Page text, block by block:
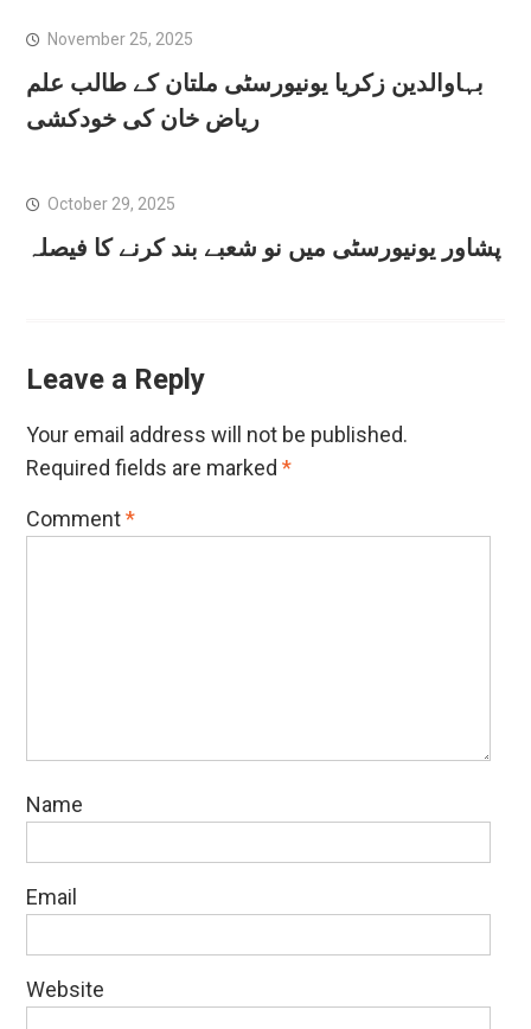
November 25, 2025
بہاوالدین زکریا یونیورسٹی ملتان کے طالب علم
ریاض خان کی خودکشی
October 29, 2025
پشاور یونیورسٹی میں نو شعبے بند کرنے کا فیصلہ
Leave a Reply
Your email address will not be published.
Required fields are marked *
Comment*
Name
Email
Website